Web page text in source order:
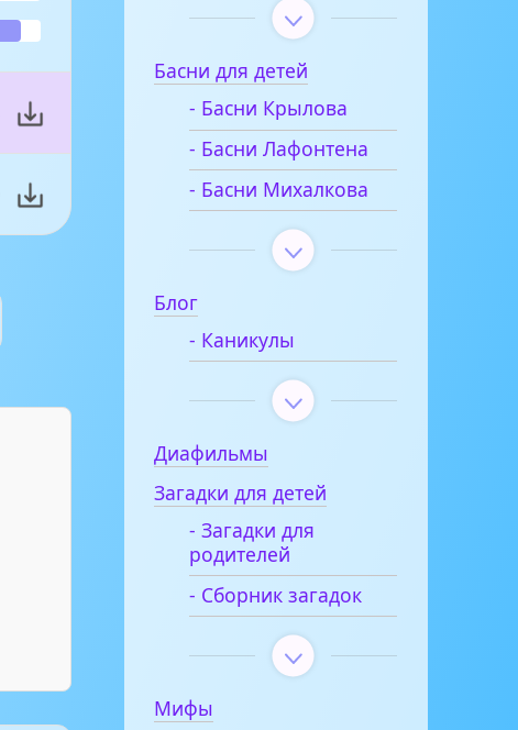
Басни для детей
- Басни Крылова
- Басни Лафонтена
- Басни Михалкова
Блог
- Каникулы
Диафильмы
Загадки для детей
- Загадки для
родителей
- Сборник загадок
Мифы